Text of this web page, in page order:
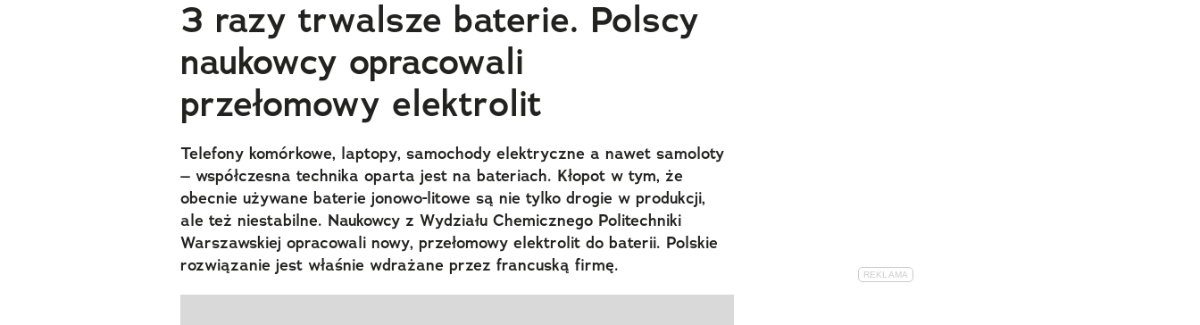
3 razy trwalsze baterie. Polscy
naukowcy opracowali
przełomowy elektrolit
Telefony komórkowe, laptopy, samochody elektryczne a nawet samoloty
– współczesna technika oparta jest na bateriach. Kłopot w tym, że
obecnie używane baterie jonowo-litowe są nie tylko drogie w produkcji,
ale też niestabilne. Naukowcy z Wydziału Chemicznego Politechniki
Warszawskiej opracowali nowy, przełomowy elektrolit do baterii. Polskie
rozwiązanie jest właśnie wdrażane przez francuską firmę.